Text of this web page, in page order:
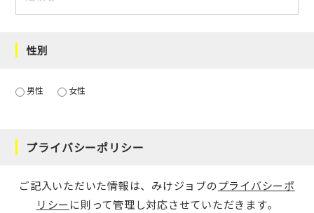
性別
男性 女性
プライバシーポリシー
ご記入いただいた情報は、みけジョブのプライバシーポ
リシー に則って管理し対応させていただきます。